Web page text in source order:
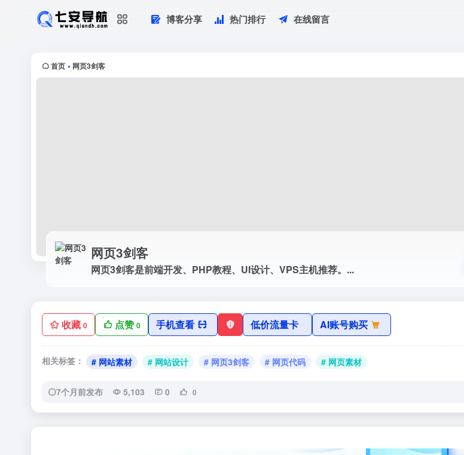
博客分享 热门排行 在线留言
首页 • 网页3剑客
网页3剑客
网页3剑客是前端开发、PHP教程、UI设计、VPS主机推荐。...
收藏 0 点赞0 手机查看 低价流量卡 AI账号购买
相关标签： # 网站素材 # 网站设计 # 网页3剑客 # 网页代码 # 网页素材
7个月前发布 5,103 0 0